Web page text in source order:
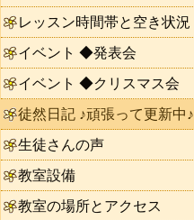
レッスン時間帯と空き状況
イベント ◆発表会
イベント ◆クリスマス会
徒然日記 ♪頑張って更新中♪
生徒さんの声
教室設備
教室の場所とアクセス